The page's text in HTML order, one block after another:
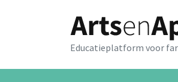
Educatieplatform voor